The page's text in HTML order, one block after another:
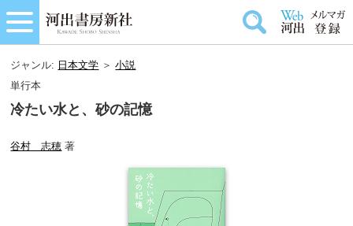
ジャンル: 日本文学 ＞小説
単行本
冷たい水と、砂の記憶
谷村 志穂 著